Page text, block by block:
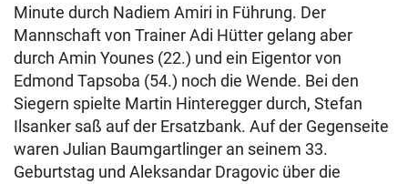
Minute durch Nadiem Amiri in Führung. Der
Mannschaft von Trainer Adi Hütter gelang aber
durch Amin Younes (22.) und ein Eigentor von
Edmond Tapsoba (54.) noch die Wende. Bei den
Siegern spielte Martin Hinteregger durch, Stefan
Ilsanker saß auf der Ersatzbank. Auf der Gegenseite
waren Julian Baumgartlinger an seinem 33.
Geburtstag und Aleksandar Dragovic über die